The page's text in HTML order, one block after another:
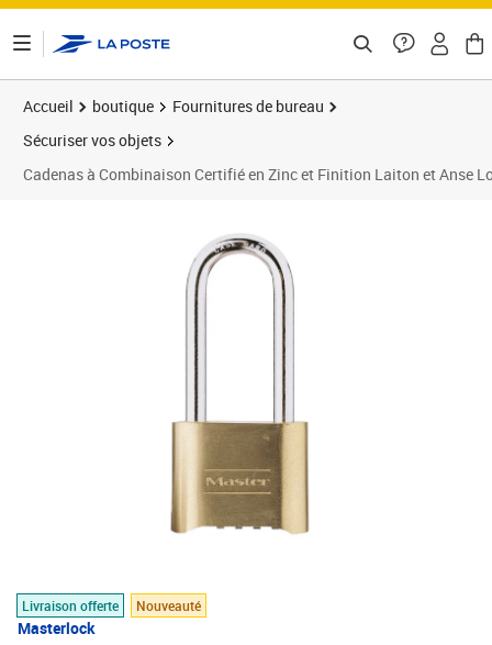
Accueil boutique
Fournitures de bureau
Sécuriser vos objets
Cadenas à Combinaison Certifié en Zinc et Finition Laiton et Anse
Livraison offerte Nouveauté
Masterlock